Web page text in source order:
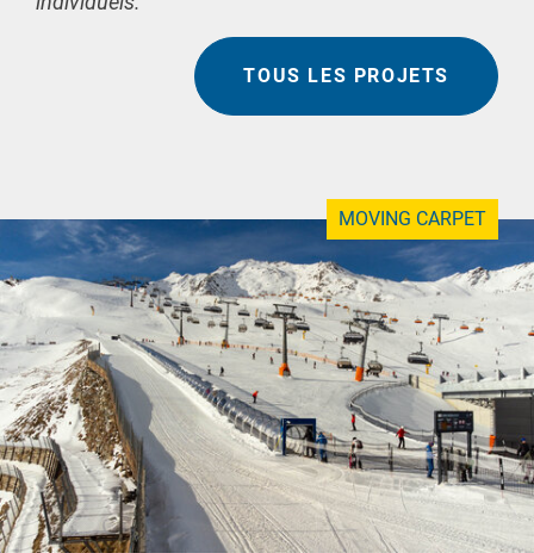
TOUS LES PROJETS
MOVING CARPET